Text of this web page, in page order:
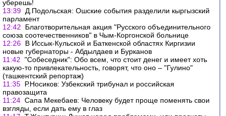
уберешь!
13:39 Д.Подольская: Ошские события разделили кыргызский
парламент
12:42
Благотворительная акция "Русского объединительного
союза соотечественников" в Чым-Коргонской больнице
12:26 В Иссык-Кульской и Баткенской областях Киргизии
новые губернаторы - Абдылдаев и Бурканов
11:42 "Собеседник": Обо всем, что стоит денег и имеет хоть
какую-то привлекательность, говорят, что оно – "Гулино"
(ташкентский репортаж)
11:35 Р.Носиков: Узбекский трибунал и российская
правозащита
11:24 Сапа Мекебаев: Человеку будет проще поменять свои
взгляды, если дать ему в глаз